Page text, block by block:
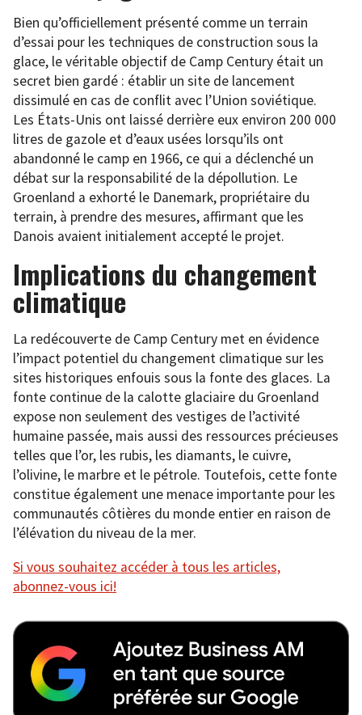
Bien qu’officiellement présenté comme un terrain
d’essai pour les techniques de construction sous la
glace, le véritable objectif de Camp Century était un
secret bien gardé : établir un site de lancement
dissimulé en cas de conflit avec l’Union soviétique.
Les États-Unis ont laissé derrière eux environ 200 000
litres de gazole et d’eaux usées lorsqu’ils ont
abandonné le camp en 1966, ce qui a déclenché un
débat sur la responsabilité de la dépollution. Le
Groenland a exhorté le Danemark, propriétaire du
terrain, à prendre des mesures, affirmant que les
Danois avaient initialement accepté le projet.
Implications du changement
climatique
La redécouverte de Camp Century met en évidence
l’impact potentiel du changement climatique sur les
sites historiques enfouis sous la fonte des glaces. La
fonte continue de la calotte glaciaire du Groenland
expose non seulement des vestiges de l’activité
humaine passée, mais aussi des ressources précieuses
telles que l’or, les rubis, les diamants, le cuivre,
l’olivine, le marbre et le pétrole. Toutefois, cette fonte
constitue également une menace importante pour les
communautés côtières du monde entier en raison de
l’élévation du niveau de la mer.
Si vous souhaitez accéder à tous les articles,
abonnez-vous ici!